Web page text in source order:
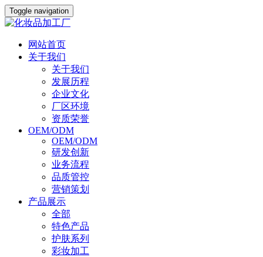
Toggle navigation
网站首页
关于我们
关于我们
发展历程
企业文化
厂区环境
资质荣誉
OEM/ODM
OEM/ODM
研发创新
业务流程
品质管控
营销策划
产品展示
全部
特色产品
护肤系列
彩妆加工